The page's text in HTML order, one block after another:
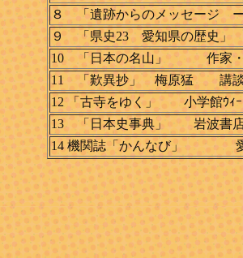
８ 「遺跡からのメッセージ
９ 「県史23 愛知県の歴
10 「日本の名山」 作家・
11 「歎異抄」 梅原猛 講談
12 「古寺をゆく」 小学館ｳｨｰ
13 「日本史事典」 岩波書
14 機関誌「かんなび」 愛